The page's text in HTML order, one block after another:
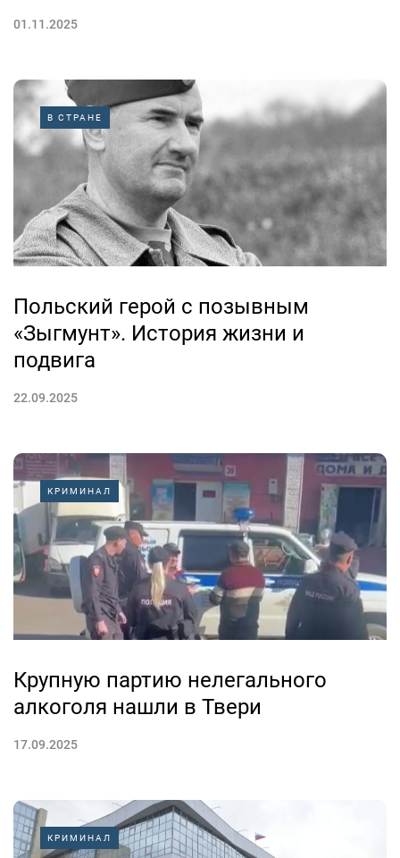
01.11.2025
В СТРАНЕ
Польский герой с позывным
«Зыгмунт». История жизни и
подвига
22.09.2025
КРИМИНАЛ
Крупную партию нелегального
алкоголя нашли в Твери
17.09.2025
КРИМИНАЛ